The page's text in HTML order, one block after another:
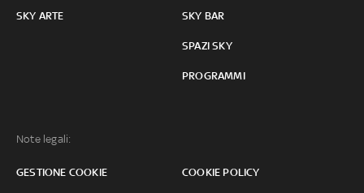
SKY ARTE SKY BAR
SPAZI SKY
PROGRAMMI
Note legali:
GESTIONE COOKIE COOKIE POLICY